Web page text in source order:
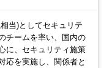
当)としてセキュリテ
チームを率い、国内の
に、セキュリティ施策
応を実施し、関係者と